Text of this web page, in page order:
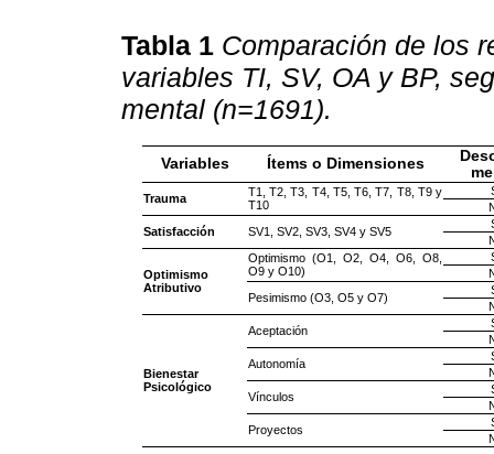
Tabla 1 Comparación de los
variables TI, SV, OA y BP,
mental (n=1691).
Variables Ítems o Dimensiones
Trauma
T1, T2, T3, T4, T5, T6, T7, T8, T9 y
T10
Satisfacción
SV1, SV2, SV3, SV4 y SV5
Optimismo
Atributivo
Optimismo (O1, O2, O4, O6, O8,
O9 y O10)
Pesimismo (O3, O5 y O7)
Bienestar
Psicológico
Aceptación
Autonomía
Vínculos
Proyectos